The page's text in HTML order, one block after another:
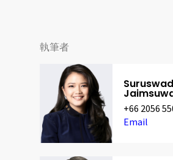
執筆者
+66 2056
Email